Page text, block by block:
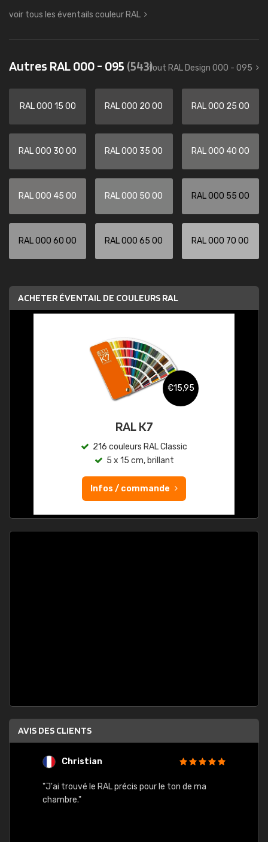
voir tous les éventails couleur RAL
Autres RAL 000 - 095 (543)tout RAL Design 000 - 095
RAL 000 15 00 RAL 000 20 00 RAL 000 25 00
RAL 000 30 00 RAL 000 35 00 RAL 000 40 00
RAL 000 45 00 RAL 000 50 00 RAL 000 55 00
RAL 000 60 00 RAL 000 65 00 RAL 000 70 00
ACHETER ÉVENTAIL DE COULEURS RAL
€15,95
RAL K7
216 couleurs RAL Classic
5 x 15 cm, brillant
Infos / commande
AVIS DES CLIENTS
Christian
"J'ai trouvé le RAL précis pour le ton de ma
chambre."